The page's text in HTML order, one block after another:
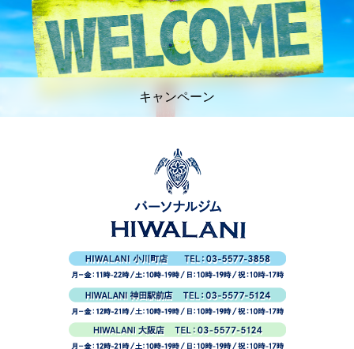
キャンペーン